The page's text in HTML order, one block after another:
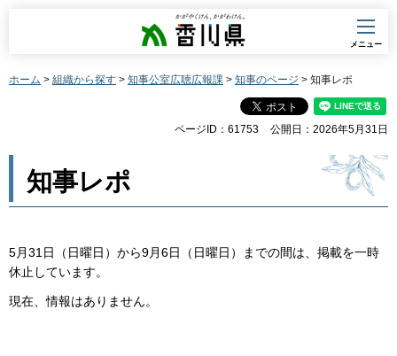
香川県
メニュー
ホーム > 組織から探す > 知事公室広聴広報課 > 知事のページ > 知事レポ
ページID：61753 公開日：2026年5月31日
知事レポ
5月31日（日曜日）から9月6日（日曜日）までの間は、掲載を一時
休止しています。
現在、情報はありません。